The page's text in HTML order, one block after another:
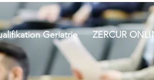
Geriatrie ZERCUR